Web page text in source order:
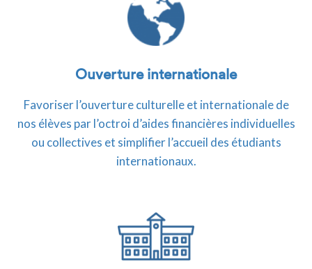
Ouverture internationale
Favoriser l’ouverture culturelle et internationale de
nos élèves par l’octroi d’aides financières individuelles
ou collectives et simplifier l’accueil des étudiants
internationaux.